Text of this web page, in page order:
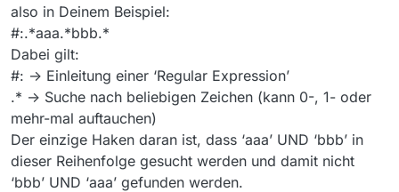
also in Deinem Beispiel:
#:.*aaa.*bbb.*
Dabei gilt:
#: -> Einleitung einer ‘Regular Expression’
.* -> Suche nach beliebigen Zeichen (kann 0-, 1- oder
mehr-mal auftauchen)
Der einzige Haken daran ist, dass ‘aaa’ UND ‘bbb’ in
dieser Reihenfolge gesucht werden und damit nicht
‘bbb’ UND ‘aaa’ gefunden werden.